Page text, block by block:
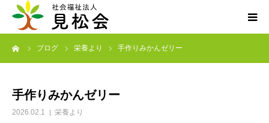
ブログ 栄養より 手作りみかんゼリー
手作りみかんゼリー
2026.02.1 栄養より
ブログ